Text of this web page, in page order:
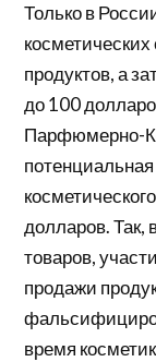
Только в
продуктов, а
до 100
Парфюмерно-
долларов. Так,
товаров,
продажи
время